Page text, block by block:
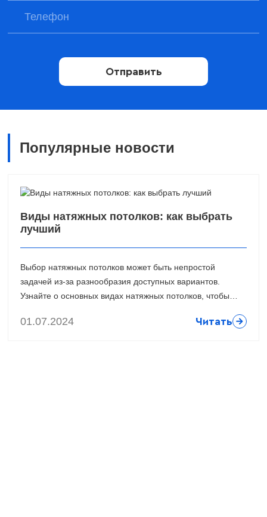
Отправить
Популярные новости
Виды натяжных потолков: как выбрать
лучший
Выбор натяжных потолков может быть непростой
задачей из-за разнообразия доступных вариантов.
Узнайте о основных видах натяжных потолков, чтобы
01.07.2024 Читать